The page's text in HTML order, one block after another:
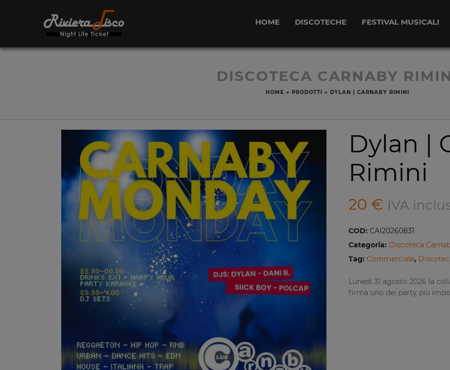
HOME DISCOTECHE FESTIVAL MUSICALI
DISCOTECA CARNABY
HOME » PRODOTTI » DYLAN | CARNABY RIMINI
Dylan |
Rimini
20 € IVA
COD: CAI20260831
Categoria: Discoteca
Tag: Commerciale,
Lunedì 31 agosto 2026 la
firma uno dei party più